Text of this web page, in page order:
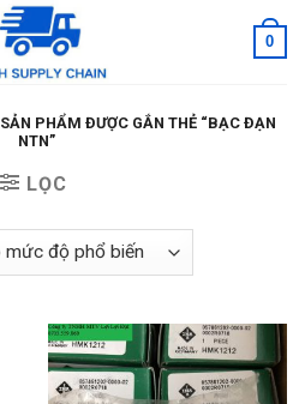
0
SẢN PHẨM ĐƯỢC GẮN THẺ “BẠC ĐẠN
NTN”
LỌC